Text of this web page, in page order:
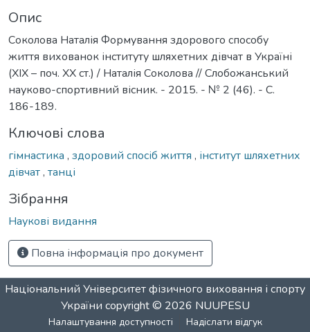
Опис
Соколова Наталія Формування здорового способу
життя вихованок інституту шляхетних дівчат в Україні
(ХІХ – поч. ХХ ст.) / Наталія Соколова // Cлобожанський
науково-спортивний вісник. - 2015. - № 2 (46). - С.
186-189.
Ключові слова
гімнастика , здоровий спосіб життя , інститут шляхетних
дівчат, танці
Зібрання
Наукові видання
Повна інформація про документ
Національний Університет фізичного виховання і спорту
України copyright © 2026 NUUPESU
Налаштування доступності Надіслати відгук